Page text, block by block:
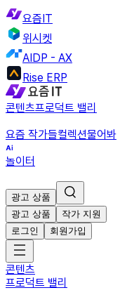
요즘IT
위시켓
AIDP - AX
Rise ERP
콘텐츠프로덕트 밸리
요즘 작가들컬렉션물어봐
놀이터
광고 상품
광고 상품
작가 지원
로그인
회원가입
콘텐츠
프로덕트 밸리